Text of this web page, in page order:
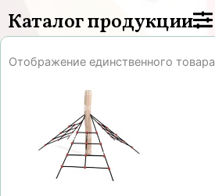
Каталог продукции
Отображение единственного товара